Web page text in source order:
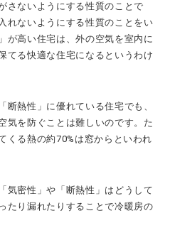
さないようにする性質のことで
れないようにする性質のことをい
が高い住宅は、外の空気を室内に
てる快適な住宅になるというわけ
断熱性」に優れている住宅でも、
気を防ぐことは難しいのです。 た
くる熱の約70%は窓からといわれ
気密性」や「断熱性」はどうして
たり漏れたりすることで冷暖房の